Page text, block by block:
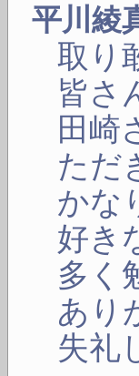
平川綾
取り
皆さ
田崎
ただ
かな
好き
多く
あり
失礼